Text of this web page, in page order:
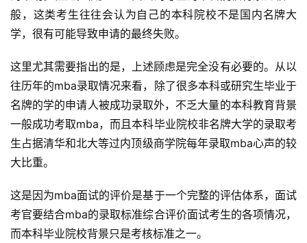
般，这类考生往往会认为自己的本科院校不是国内名牌大
学，很有可能导致申请的最终失败。
这里尤其需要指出的是，上述顾虑是完全没有必要的。从以
往历年的mba录取情况来看，除了很多本科或研究生毕业于
名牌的学的申请人被成功录取外，不乏大量的本科教育背景
一般成功考取mba，而且本科毕业院校非名牌大学的录取考
生占据清华和北大等过内顶级商学院每年录取mba心声的较
大比重。
这是因为mba面试的评价是基于一个完整的评估体系，面试
考官要结合mba的录取标准综合评价面试考生的各项情况，
而本科毕业院校背景只是考核标准之一。